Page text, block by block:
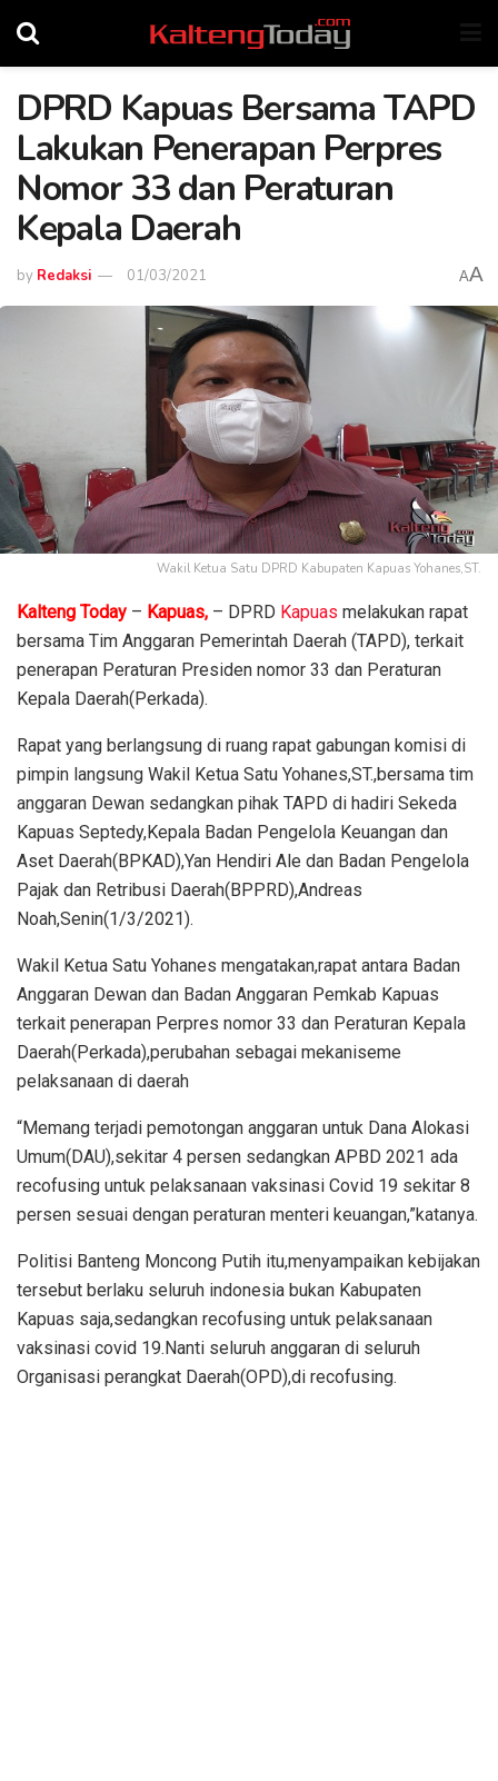
DPRD Kapuas Bersama TAPD
Lakukan Penerapan Perpres
Nomor 33 dan Peraturan
Kepala Daerah
by Redaksi 01/03/2021 AA
Wakil Ketua Satu DPRD Kabupaten Kapuas Yohanes,ST.
Kalteng Today – Kapuas, – DPRD Kapuas melakukan rapat
bersama Tim Anggaran Pemerintah Daerah (TAPD), terkait
penerapan Peraturan Presiden nomor 33 dan Peraturan
Kepala Daerah(Perkada).
Rapat yang berlangsung di ruang rapat gabungan komisi di
pimpin langsung Wakil Ketua Satu Yohanes,ST.,bersama tim
anggaran Dewan sedangkan pihak TAPD di hadiri Sekeda
Kapuas Septedy,Kepala Badan Pengelola Keuangan dan
Aset Daerah(BPKAD),Yan Hendiri Ale dan Badan Pengelola
Pajak dan Retribusi Daerah(BPPRD),Andreas
Noah,Senin(1/3/2021).
Wakil Ketua Satu Yohanes mengatakan,rapat antara Badan
Anggaran Dewan dan Badan Anggaran Pemkab Kapuas
terkait penerapan Perpres nomor 33 dan Peraturan Kepala
Daerah(Perkada),perubahan sebagai mekaniseme
pelaksanaan di daerah
“Memang terjadi pemotongan anggaran untuk Dana Alokasi
Umum(DAU),sekitar 4 persen sedangkan APBD 2021 ada
recofusing untuk pelaksanaan vaksinasi Covid 19 sekitar 8
persen sesuai dengan peraturan menteri keuangan,”katanya.
Politisi Banteng Moncong Putih itu,menyampaikan kebijakan
tersebut berlaku seluruh indonesia bukan Kabupaten
Kapuas saja,sedangkan recofusing untuk pelaksanaan
vaksinasi covid 19.Nanti seluruh anggaran di seluruh
Organisasi perangkat Daerah(OPD),di recofusing.